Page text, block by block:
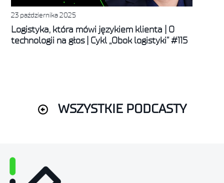
23 października 2025
Logistyka, która mówi językiem klienta | O
technologii na głos | Cykl „Obok logistyki” #115
WSZYSTKIE PODCASTY